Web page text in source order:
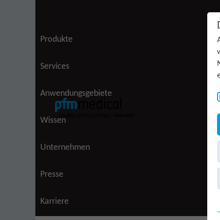
Produkte
Services
Anwendungsgebiete
Wissen
Unternehmen
Presse
Karriere